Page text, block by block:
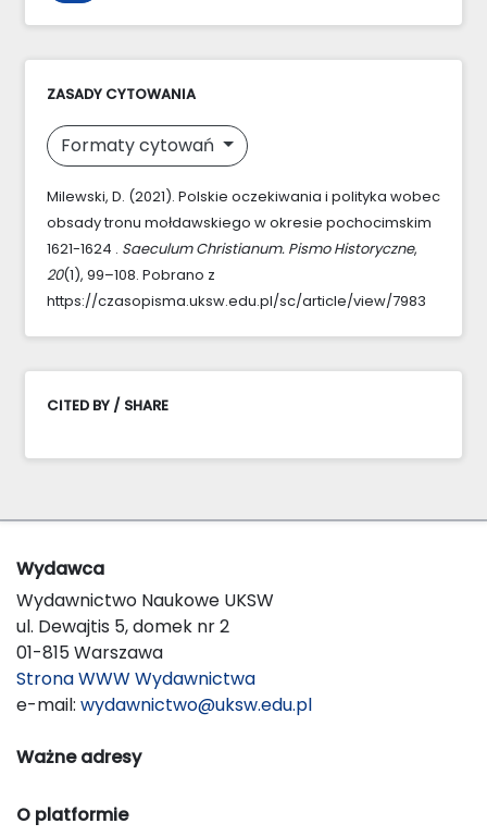
ZASADY CYTOWANIA
Formaty cytowań
Milewski, D. (2021). Polskie oczekiwania i polityka wobec
obsady tronu mołdawskiego w okresie pochocimskim
1621-1624 . Saeculum Christianum. Pismo Historyczne,
20(1), 99–108. Pobrano z
https://czasopisma.uksw.edu.pl/sc/article/view/7983
CITED BY / SHARE
Wydawca
Wydawnictwo Naukowe UKSW
ul. Dewajtis 5, domek nr 2
01-815 Warszawa
Strona WWW Wydawnictwa
e-mail: wydawnictwo@uksw.edu.pl
Ważne adresy
O platformie